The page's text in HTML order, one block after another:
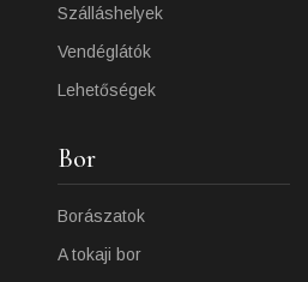
Szálláshelyek
Vendéglátók
Lehetőségek
Bor
Borászatok
A tokaji bor